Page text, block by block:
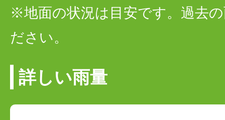
※地面の状況は目安です。過去
ださい。
詳しい雨量